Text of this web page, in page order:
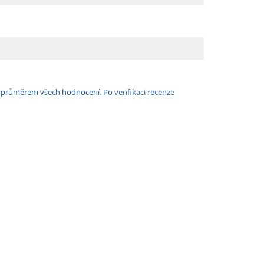
všech hodnocení. Po verifikaci recenze